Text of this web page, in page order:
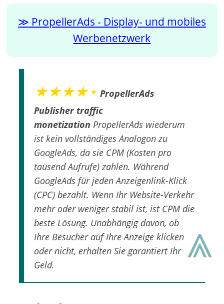
PropellerAds - Display- und mobiles
Werbenetzwerk
★★★★⋆ PropellerAds
Publisher traffic
monetization PropellerAds wiederum
ist kein vollständiges Analogon zu
GoogleAds, da sie CPM (Kosten pro
tausend Aufrufe) zahlen. Während
GoogleAds für jeden Anzeigenlink-Klick
(CPC) bezahlt. Wenn Ihr Website-Verkehr
mehr oder weniger stabil ist, ist CPM die
beste Lösung. Unabhängig davon, ob
Ihre Besucher auf Ihre Anzeige klicken
oder nicht, erhalten Sie garantiert Ihr
Geld.
⩓